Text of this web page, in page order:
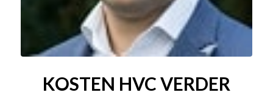
KOSTEN HVC VERDER